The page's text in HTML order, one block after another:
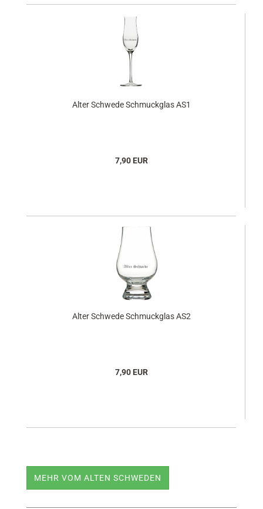
Alter Schwede Schmuckglas AS1
7,90 EUR
Alter Schwede Schmuckglas AS2
7,90 EUR
MEHR VOM ALTEN SCHWEDEN